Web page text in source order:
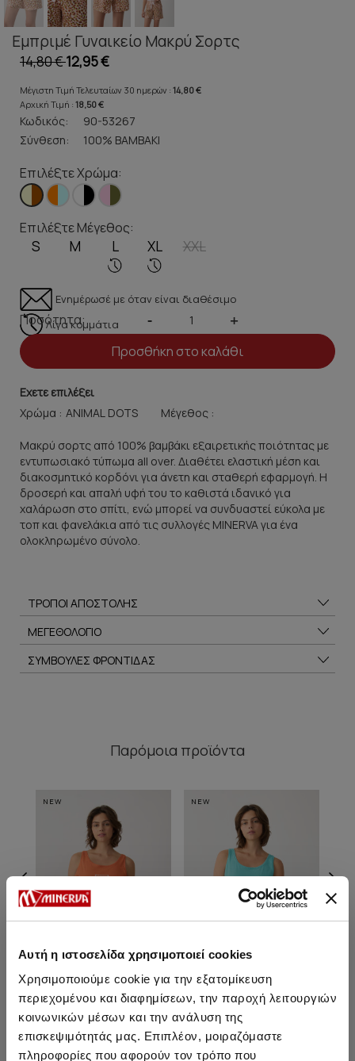
Αυτή η ιστοσελίδα χρησιμοποιεί cookies
Χρησιμοποιούμε cookie για την εξατομίκευση
περιεχομένου και διαφημίσεων, την παροχή λειτουργιών
κοινωνικών μέσων και την ανάλυση της
επισκεψιμότητάς μας. Επιπλέον, μοιραζόμαστε
πληροφορίες που αφορούν τον τρόπο που
Εμπριμέ Γυναικείο Μακρύ Σορτς
14,80 €12,95 €
Μέγιστη Τιμή Τελευταίων 30 ημερών : 14,80 €
Αρχική Τιμή : 18,50 €
Κωδικός:
90-53267
Σύνθεση:
100% ΒΑΜΒΑΚΙ
Επιλέξτε Χρώμα:
Επιλέξτε Μέγεθος:
S M L XL XXL
Ενημέρωσέ με όταν είναι διαθέσιμο
Λίγα κομμάτια
Ποσότητα: - +
Προσθήκη στο καλάθι
Εχετε επιλέξει
Χρώμα :
Μέγεθος :
Μακρύ σορτς από 100% βαμβάκι εξαιρετικής ποιότητας με
εντυπωσιακό τύπωμα all over. Διαθέτει ελαστική μέση και
διακοσμητικό κορδόνι για άνετη και σταθερή εφαρμογή. Η
δροσερή και απαλή υφή του το καθιστά ιδανικό για
χαλάρωση στο σπίτι, ενώ μπορεί να συνδυαστεί εύκολα με
τοπ και φανελάκια από τις συλλογές MINERVA για ένα
ολοκληρωμένο σύνολο.
ΤΡΟΠΟΙ ΑΠΟΣΤΟΛΗΣ
ΜΕΓΕΘΟΛΟΓΙΟ
ΣΥΜΒΟΥΛΕΣ ΦΡΟΝΤΙΔΑΣ
Παρόμοια προϊόντα
NEW
Carte Postale Αμάνικη
Γυναικεία Πυτζάμα
27,90 €24,40 €
NEW
Carte Postale Αμάνικη
Γυναικεία Πυτζάμα
27,90 €24,40 €